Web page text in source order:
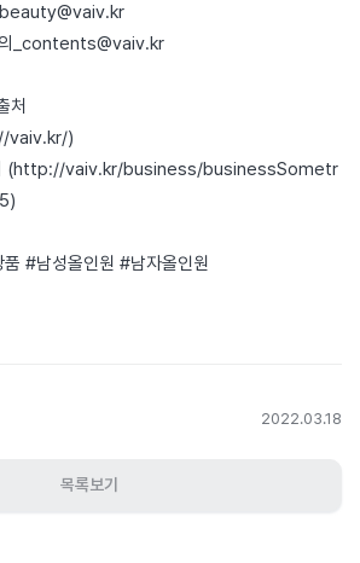
의_contents@vaiv.kr
처
vaiv.kr/)
(http://vaiv.kr/business/businessSometr
)
#남성올인원 #남자올인원
2022.03.18
목록보기